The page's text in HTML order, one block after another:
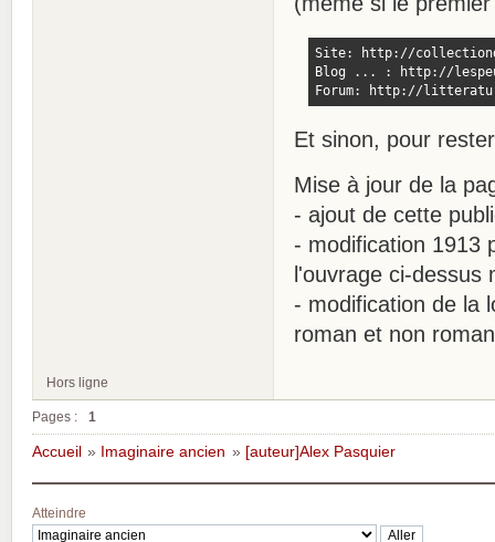
Site: http://
Blog ... : http://
Forum: http://
Et sinon, pour
Mise à jour de la
- ajout de cette
- modification 1913
l'ouvrage ci-dessus
- modification de la
roman et non
Hors ligne
Pages : 1
Accueil » Imaginaire ancien » [auteur]Alex Pasquier
Atteindre